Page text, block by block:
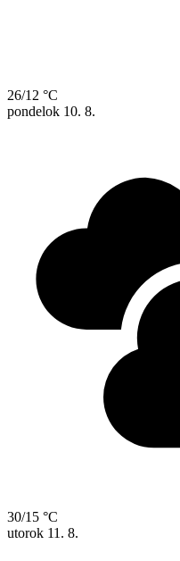
26/12 °C
pondelok 10. 8.
30/15 °C
utorok 11. 8.